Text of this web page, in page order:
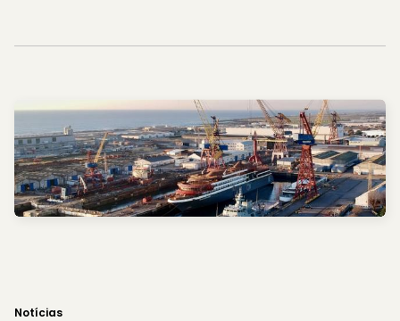
Notícias